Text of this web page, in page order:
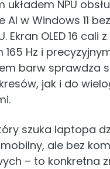
układem NPU
AI w Windows 11
Ekran OLED 16 cali z
Hz i
barw sprawdza
jak i do
szuka laptopa
ale bez
– to konkretna